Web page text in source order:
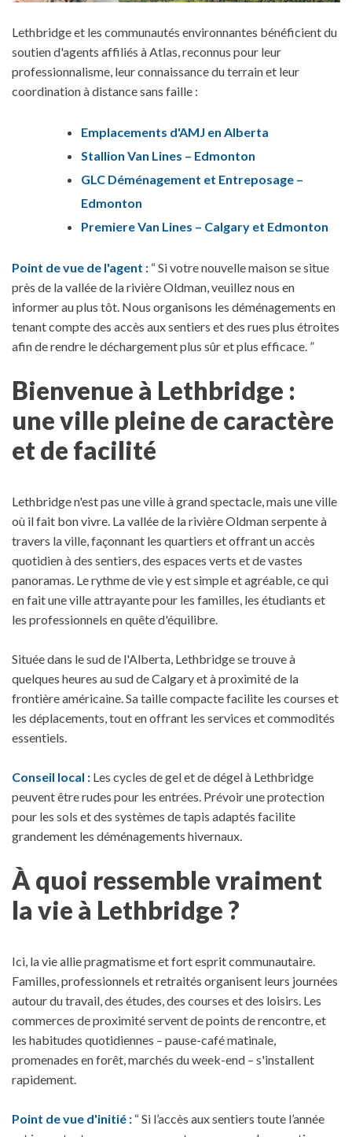
Lethbridge et les communautés environnantes bénéficient du
soutien d'agents affiliés à Atlas, reconnus pour leur
professionnalisme, leur connaissance du terrain et leur
coordination à distance sans faille :
Emplacements d'AMJ en Alberta
Stallion Van Lines – Edmonton
GLC Déménagement et Entreposage –
Edmonton
Premiere Van Lines – Calgary et Edmonton
Point de vue de l'agent : “ Si votre nouvelle maison se situe
près de la vallée de la rivière Oldman, veuillez nous en
informer au plus tôt. Nous organisons les déménagements en
tenant compte des accès aux sentiers et des rues plus étroites
afin de rendre le déchargement plus sûr et plus efficace. ”
Bienvenue à Lethbridge :
une ville pleine de caractère
et de facilité
Lethbridge n'est pas une ville à grand spectacle, mais une ville
où il fait bon vivre. La vallée de la rivière Oldman serpente à
travers la ville, façonnant les quartiers et offrant un accès
quotidien à des sentiers, des espaces verts et de vastes
panoramas. Le rythme de vie y est simple et agréable, ce qui
en fait une ville attrayante pour les familles, les étudiants et
les professionnels en quête d'équilibre.
Située dans le sud de l'Alberta, Lethbridge se trouve à
quelques heures au sud de Calgary et à proximité de la
frontière américaine. Sa taille compacte facilite les courses et
les déplacements, tout en offrant les services et commodités
essentiels.
Conseil local : Les cycles de gel et de dégel à Lethbridge
peuvent être rudes pour les entrées. Prévoir une protection
pour les sols et des systèmes de tapis adaptés facilite
grandement les déménagements hivernaux.
À quoi ressemble vraiment
la vie à Lethbridge ?
Ici, la vie allie pragmatisme et fort esprit communautaire.
Familles, professionnels et retraités organisent leurs journées
autour du travail, des études, des courses et des loisirs. Les
commerces de proximité servent de points de rencontre, et
les habitudes quotidiennes – pause-café matinale,
promenades en forêt, marchés du week-end – s'installent
rapidement.
Point de vue d'initié : “ Si l’accès aux sentiers toute l’année